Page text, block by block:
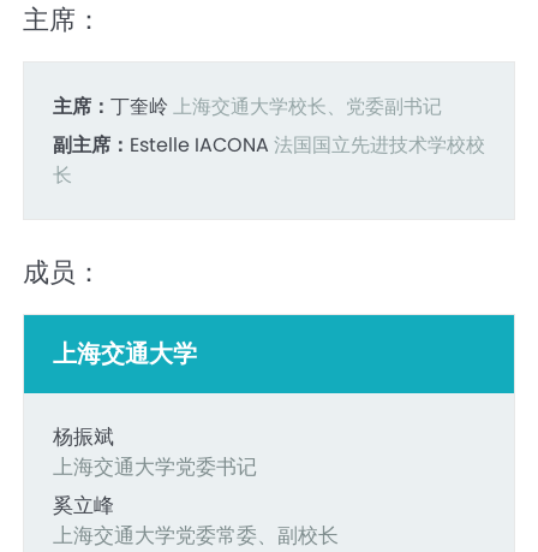
主席：
主席： 丁奎岭 上海交通大学校长、党委副书记
副主席： Estelle IACONA 法国国立先进技术学校校
长
成员：
上海交通大学
杨振斌
上海交通大学党委书记
奚立峰
上海交通大学党委常委、副校长